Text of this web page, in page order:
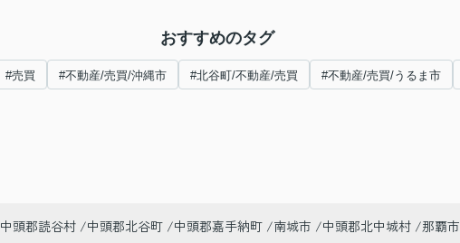
おすすめのタグ
#売買 #不動産/売買/沖縄市 #北谷町/不動産/売買 #不動産/売買/うるま市
中頭郡読谷村 中頭郡北谷町 中頭郡嘉手納町 南城市 中頭郡北中城村 那覇市